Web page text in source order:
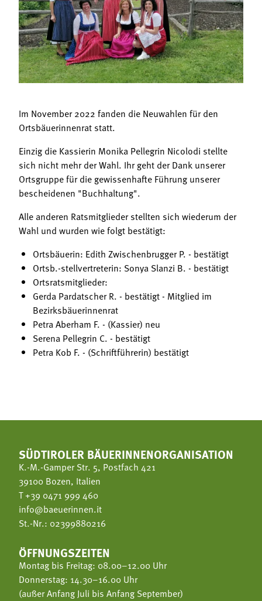
Mitgliedschaft
Landessekretariat
Bäuerliche Buffets
Hofgeschichten
Im November 2022 fanden die Neuwahlen für den
Ortsbäuerinnenrat statt.
Einzig die Kassierin Monika Pellegrin Nicolodi stellte
sich nicht mehr der Wahl. Ihr geht der Dank unserer
Ortsgruppe für die gewissenhafte Führung unserer
bescheidenen "Buchhaltung".
Alle anderen Ratsmitglieder stellten sich wiederum der
Wahl und wurden wie folgt bestätigt:
Ortsbäuerin: Edith Zwischenbrugger P. - bestätigt
Ortsb.-stellvertreterin: Sonya Slanzi B. - bestätigt
Ortsratsmitglieder:
Gerda Pardatscher R. - bestätigt - Mitglied im
Bezirksbäuerinnenrat
Petra Aberham F. - (Kassier) neu
Serena Pellegrin C. - bestätigt
Petra Kob F. - (Schriftführerin) bestätigt
SÜDTIROLER BÄUERINNENORGANISATION
K.-M.-Gamper Str. 5, Postfach 421
39100 Bozen, Italien
T+39 0471 999 460
info@baeuerinnen.it
St.-Nr.: 02399880216
ÖFFNUNGSZEITEN
Montag bis Freitag: 08.00–12.00 Uhr
Donnerstag: 14.30–16.00 Uhr
(außer Anfang Juli bis Anfang September)